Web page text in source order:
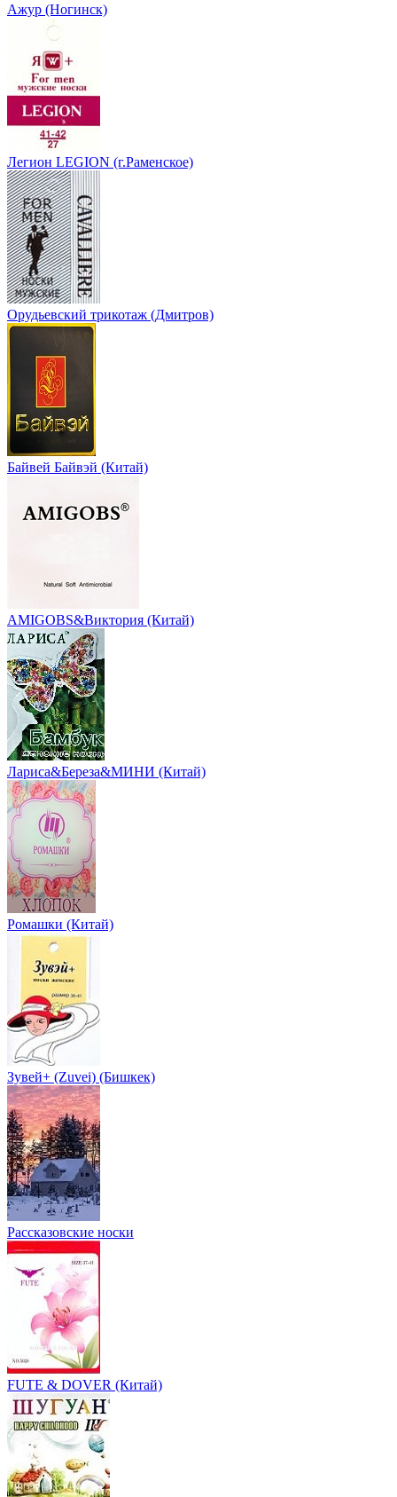
Ажур (Ногинск)
Легион LEGION (г.Раменское)
Орудьевский трикотаж (Дмитров)
Байвей Байвэй (Китай)
AMIGOBS&Виктория (Китай)
Лариса&Береза&МИНИ (Китай)
Ромашки (Китай)
Зувей+ (Zuvei) (Бишкек)
Рассказовские носки
FUTE & DOVER (Китай)